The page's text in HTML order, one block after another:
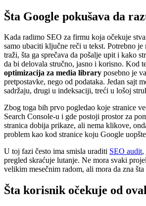
Šta Google pokušava da
Kada radimo SEO za firmu koja očekuje
samo ubaciti ključne reči u tekst. Potrebno
traži, šta ga sprečava da pošalje upit i kako
da bi delovala stručno, jasno i korisno. Kod
optimizacija za media library posebno je
pretpostavke, nego od podataka. Jedan sajt
sadržaju, drugi u indeksaciji, treći u lošoj
Zbog toga bih prvo pogledao koje stranice
Search Console-u i gde postoji prostor za
stranica dobija prikaze, ali nema klikove,
problem kao kod stranice koju Google
U toj fazi često ima smisla uraditi SEO audit,
pregled skraćuje lutanje. Ne mora svaki
velikim mesečnim radom, ali mora da zna
Šta korisnik očekuje od